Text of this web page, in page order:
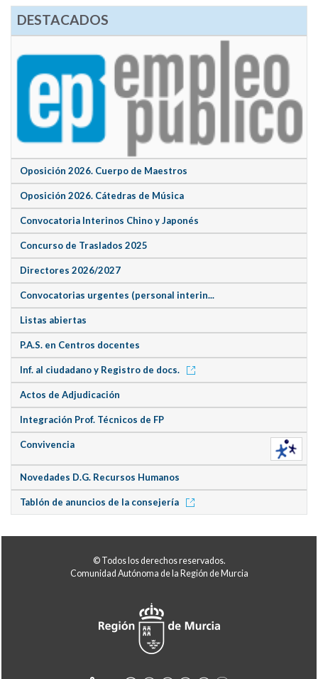
DESTACADOS
Oposición 2026. Cuerpo de Maestros
Oposición 2026. Cátedras de Música
Convocatoria Interinos Chino y Japonés
Concurso de Traslados 2025
Directores 2026/2027
Convocatorias urgentes (personal interin...
Listas abiertas
P.A.S. en Centros docentes
Inf. al ciudadano y Registro de docs.
Actos de Adjudicación
Integración Prof. Técnicos de FP
Convivencia
Novedades D.G. Recursos Humanos
Tablón de anuncios de la consejería
© Todos los derechos reservados.
Comunidad Autónoma de la Región de Murcia